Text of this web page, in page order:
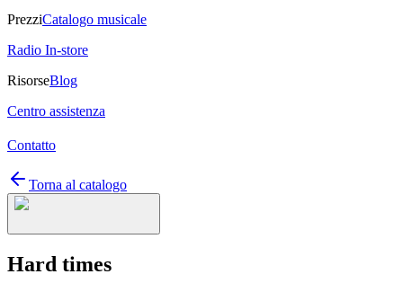
PrezziCatalogo musicale
Radio In-store
RisorseBlog
Centro assistenza
Contatto
Torna al catalogo
Hard times